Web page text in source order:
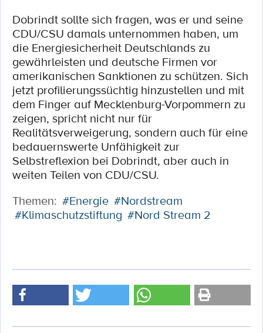
Dobrindt sollte sich fragen, was er und seine
CDU/CSU damals unternommen haben, um
die Energiesicherheit Deutschlands zu
gewährleisten und deutsche Firmen vor
amerikanischen Sanktionen zu schützen. Sich
jetzt profilierungssüchtig hinzustellen und mit
dem Finger auf Mecklenburg-Vorpommern zu
zeigen, spricht nicht nur für
Realitätsverweigerung, sondern auch für eine
bedauernswerte Unfähigkeit zur
Selbstreflexion bei Dobrindt, aber auch in
weiten Teilen von CDU/CSU.
Themen: #Energie #Nordstream
#Klimaschutzstiftung #Nord Stream 2